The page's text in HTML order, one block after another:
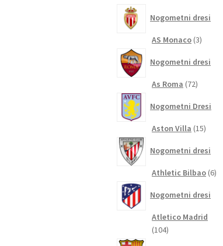
Nogometni dresi
AS Monaco 33
Nogometni dresi
As Roma 7272
Nogometni Dresi
Aston Villa 1515
Nogometni dresi
Athletic Bilbao 66
Nogometni dresi
Atletico Madrid
104104